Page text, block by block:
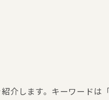
介します。キーワードは